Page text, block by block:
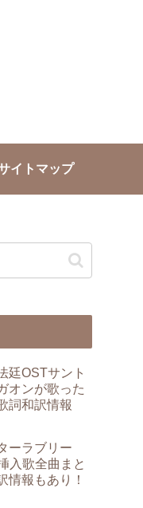
イトマップ
廷OSTサント
オンが歌った
詞和訳情報
ーラブリー
入歌全曲まと
情報もあり！